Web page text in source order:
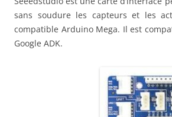
sans soudure les capteurs et les
compatible Arduino Mega. Il est
Google ADK.